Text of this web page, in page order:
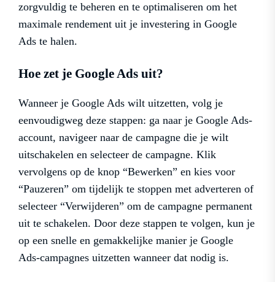
zorgvuldig te beheren en te optimaliseren om het
maximale rendement uit je investering in Google
Ads te halen.
Hoe zet je Google Ads uit?
Wanneer je Google Ads wilt uitzetten, volg je
eenvoudigweg deze stappen: ga naar je Google Ads-
account, navigeer naar de campagne die je wilt
uitschakelen en selecteer de campagne. Klik
vervolgens op de knop “Bewerken” en kies voor
“Pauzeren” om tijdelijk te stoppen met adverteren of
selecteer “Verwijderen” om de campagne permanent
uit te schakelen. Door deze stappen te volgen, kun je
op een snelle en gemakkelijke manier je Google
Ads-campagnes uitzetten wanneer dat nodig is.